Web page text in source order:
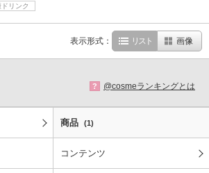
リンク
表示形式： リスト 画像
? @cosmeランキングとは
商品 (1)
コンテンツ